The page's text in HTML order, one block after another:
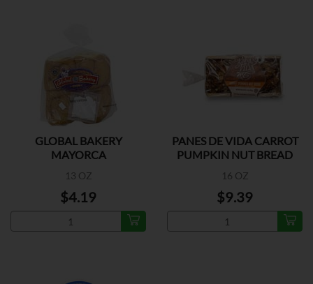
GLOBAL BAKERY
MAYORCA
13 OZ
$4.19
PANES DE VIDA CARROT
PUMPKIN NUT BREAD
16 OZ
$9.39